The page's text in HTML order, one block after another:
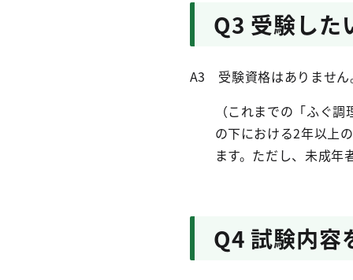
Q3 受験した
A3 受験資格はありません
（これまでの「ふぐ
の下における2年以上
ます。ただし、未成
Q4 試験内容